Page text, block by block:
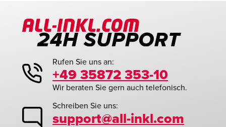
Rufen Sie uns an:
+49 35872 353-10
Wir beraten Sie gern auch telefonisch.
Schreiben Sie uns:
support@all-inkl.com